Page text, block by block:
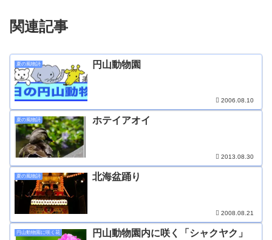
関連記事
夏の風物詩 円山動物園
2006.08.10
夏の風物詩 ホテイアオイ
2013.08.30
夏の風物詩 北海盆踊り
2008.08.21
円山動物園に咲く花 円山動物園内に咲く「シャクヤク」